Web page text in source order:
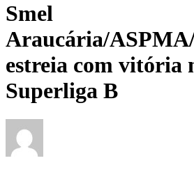
Smel
Araucária/
estreia com vitória
Superliga B